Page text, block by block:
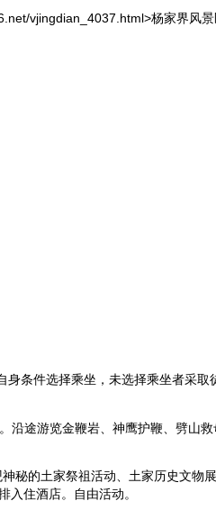
身条件选择乘坐，未选择乘坐者采取
沿途游览金鞭岩、神鹰护鞭、劈山
秘的土家祭祖活动、土家历史文物
入住酒店。自由活动。